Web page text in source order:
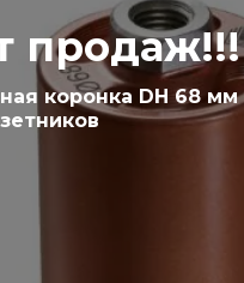
продаж!!!
коронка DH 68